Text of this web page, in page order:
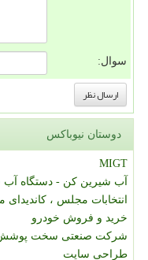
سوال:
دوستان نیوباکس
MIGT
آب شیرین کن - دستگاه
انتخابات مجلس ،
خرید و فروش خودرو
شرکت صنعتی سخت
طراحی سایت